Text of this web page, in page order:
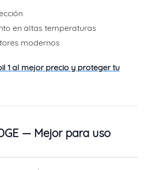
en altas temperaturas
modernos
1 al mejor precio y proteger tu
— Mejor para uso